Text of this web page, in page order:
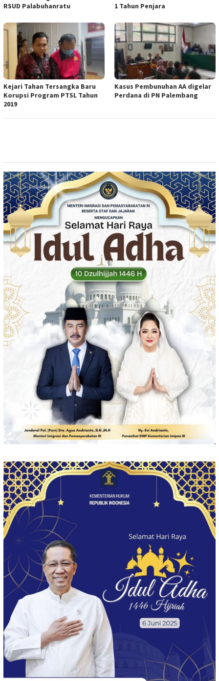
RSUD Palabuhanratu
1 Tahun Penjara
Kejari Tahan Tersangka Baru
Korupsi Program PTSL Tahun
2019
Kasus Pembunuhan AA digelar
Perdana di PN Palembang